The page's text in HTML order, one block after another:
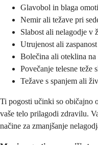
Glavobol in blaga
Nemir ali težave pri
Slabost ali nelagodje v
Utrujenost ali zaspanost
Bolečina ali oteklina
Povečanje telesne teže
Težave s spanjem ali
Ti pogosti učinki so običajno
vaše telo prilagodi zdravilu.
načine za zmanjšanje